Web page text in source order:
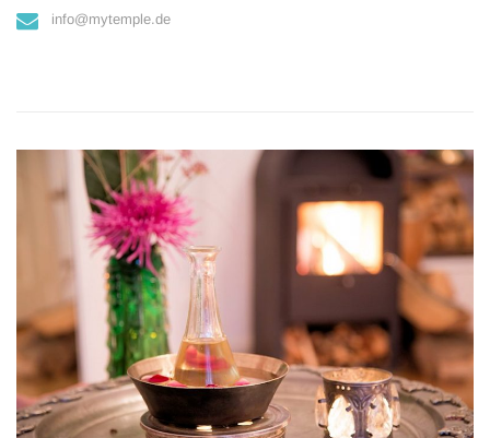
info@mytemple.de